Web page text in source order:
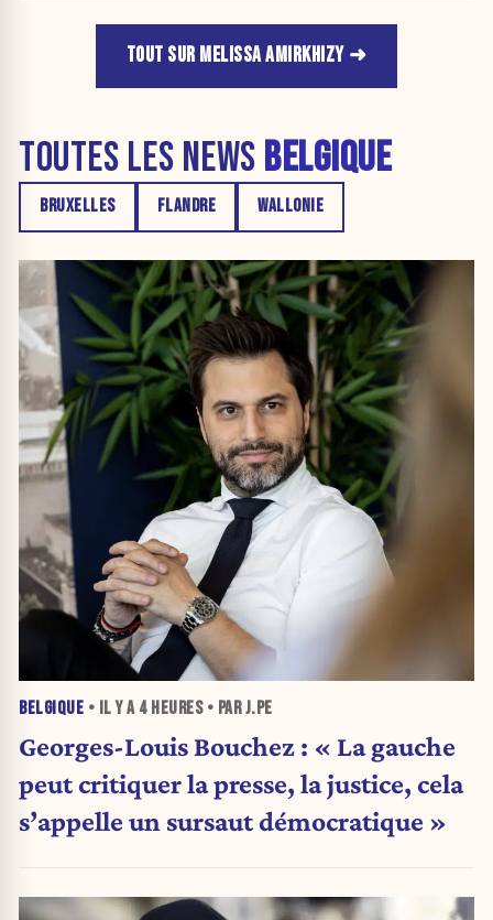
TOUT SUR MELISSA AMIRKHIZY
TOUTES LES NEWS BELGIQUE
BRUXELLES FLANDRE WALLONIE
BELGIQUE • IL Y A 4 HEURES• PAR J.PE
Georges-Louis Bouchez : « La gauche
peut critiquer la presse, la justice, cela
s’appelle un sursaut démocratique »